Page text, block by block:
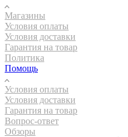
Магазины
Условия оплаты
Условия доставки
Гарантия на товар
Политика
Помощь
Условия оплаты
Условия доставки
Гарантия на товар
Вопрос-ответ
Обзоры